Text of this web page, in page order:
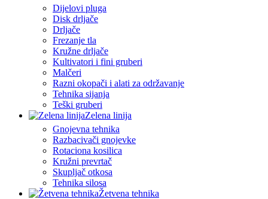
Dijelovi pluga
Disk drljače
Drljače
Frezanje tla
Kružne drljače
Kultivatori i fini gruberi
Malčeri
Razni okopači i alati za održavanje
Tehnika sijanja
Teški gruberi
Zelena linija
Gnojevna tehnika
Razbacivači gnojevke
Rotaciona kosilica
Kružni prevrtač
Skupljač otkosa
Tehnika silosa
Žetvena tehnika